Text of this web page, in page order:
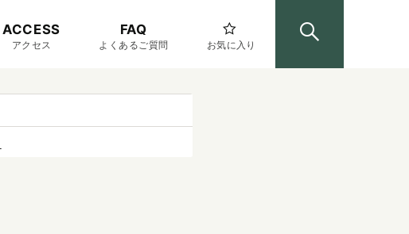
ACCESS
アクセス
FAQ
よくあるご質問 お気に入り